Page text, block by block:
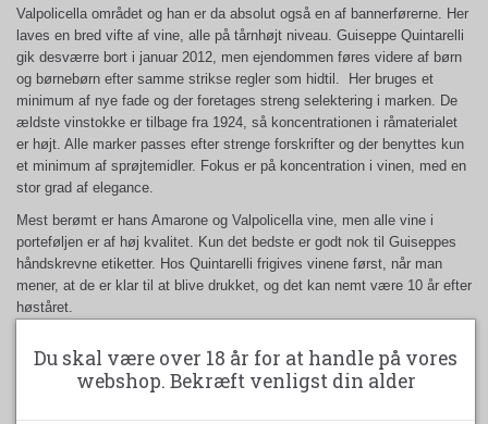
Valpolicella området og han er da absolut også en af bannerførerne. Her
laves en bred vifte af vine, alle på tårnhøjt niveau. Guiseppe Quintarelli
gik desværre bort i januar 2012, men ejendommen føres videre af børn
og børnebørn efter samme strikse regler som hidtil. Her bruges et
minimum af nye fade og der foretages streng selektering i marken. De
ældste vinstokke er tilbage fra 1924, så koncentrationen i råmaterialet
er højt. Alle marker passes efter strenge forskrifter og der benyttes kun
et minimum af sprøjtemidler. Fokus er på koncentration i vinen, med en
stor grad af elegance.
Mest berømt er hans Amarone og Valpolicella vine, men alle vine i
porteføljen er af høj kvalitet. Kun det bedste er godt nok til Guiseppes
håndskrevne etiketter. Hos Quintarelli frigives vinene først, når man
mener, at de er klar til at blive drukket, og det kan nemt være 10 år efter
høståret.
kirsebær bakkes op af intense asiatiske krydderier, røg, cigar og
nødder, der ender ud i endeløse fløjlsagtige tanniner. Denne Quintarelli
Du skal være over 18 år for at handle på vores
webshop. Bekræft venligst din alder